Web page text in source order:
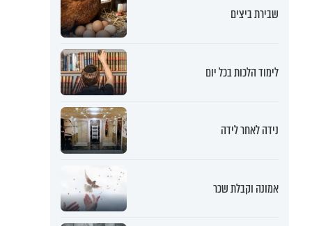
שבירת ביצים
לימוד הלכות בכל יום
נידה לאחר לידה
אמונה וקבלת שכר